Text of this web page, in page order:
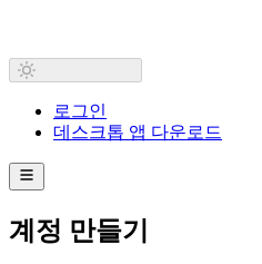
로그인
데스크톱 앱 다운로드
계정 만들기